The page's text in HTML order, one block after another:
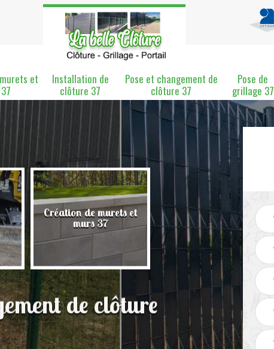
et
Installation de
clôture 37
Pose et changement de
clôture 37
Pose de
grillage 37
Création de murets et
murs 37
Installation de clôture
37
de clôture